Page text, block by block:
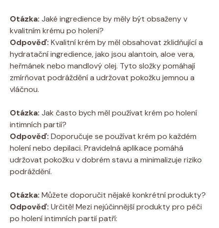
Otázka: Jaké ingredience by měly být obsaženy v
kvalitním krému po holení?
Odpověď: Kvalitní krém by měl obsahovat zklidňující a
hydratační ingredience, jako jsou alantoin, aloe vera,
heřmánek nebo mandlový olej. Tyto složky pomáhají
zmírňovat podráždění a udržovat pokožku jemnou a
vláčnou.
Otázka: Jak často bych měl používat krém po holení
intimních partií?
Odpověď: Doporučuje se používat krém po každém
holení nebo depilaci. Pravidelná aplikace pomáhá
udržovat pokožku v dobrém stavu a minimalizuje riziko
podráždění.
Otázka: Můžete doporučit nějaké konkrétní produkty?
Odpověď: Určitě! Mezi nejúčinnější produkty pro péči
po holení intimních partií patří: